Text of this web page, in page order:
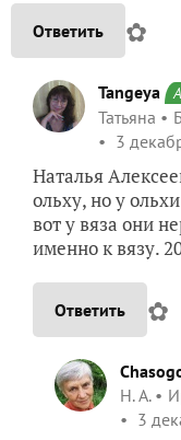
Ответить ✿
Tangeya
Татьяна
3
Наталья
ольху, но у
вот у вяза они
именно к вязу.
Ответить ✿
Н. А.
3